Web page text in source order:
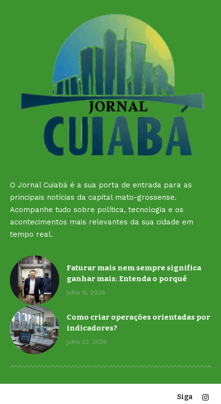
O Jornal Cuiabá é a sua porta de entrada para as
principais notícias da capital mato-grossense.
Acompanhe tudo sobre política, tecnologia e os
acontecimentos mais relevantes da sua cidade em
tempo real.
Faturar mais nem sempre significa
ganhar mais: Entenda o porquê
julho 15, 2026
Como criar operações orientadas por
indicadores?
julho 22, 2026
Siga